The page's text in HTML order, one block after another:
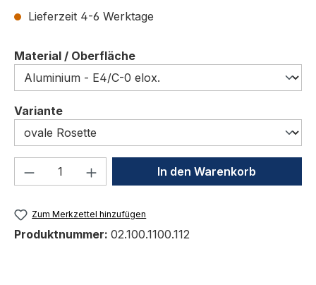
Lieferzeit 4-6 Werktage
Material / Oberflächeauswählen
Varianteauswählen
Produkt Anzahl: Gib denIn den Warenkorb
Zum Merkzettel hinzufügen
Produktnummer: 02.100.1100.112